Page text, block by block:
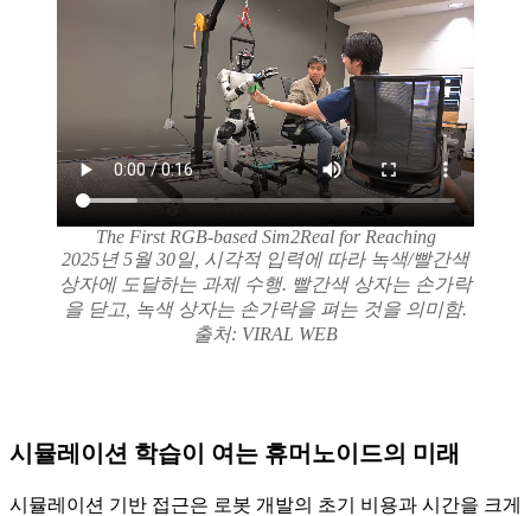
The First RGB-based Sim2Real for Reaching
2025년 5월 30일, 시각적 입력에 따라 녹색/빨간색
상자에 도달하는 과제 수행. 빨간색 상자는 손가락
을 닫고, 녹색 상자는 손가락을 펴는 것을 의미함.
출처: VIRAL WEB
시뮬레이션 학습이 여는 휴머노이드의 미래
시뮬레이션 기반 접근은 로봇 개발의 초기 비용과 시간을 크게